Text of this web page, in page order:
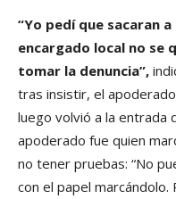
“Yo pedí que sacaran
encargado local no se
tomar la denuncia”,
tras insistir, el
luego volvió a la entrada
apoderado fue quien
no tener pruebas: “No
con el papel